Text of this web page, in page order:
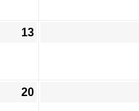
13
20